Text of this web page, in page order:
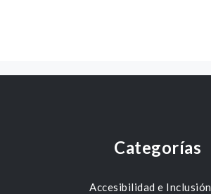
Categorías
Accesibilidad e Inclusión